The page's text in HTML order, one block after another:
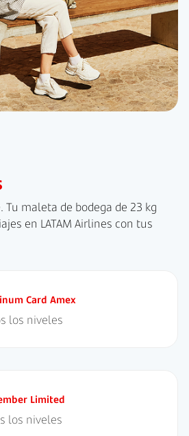
Tu maleta de bodega de 23 kg
en LATAM Airlines con tus
Card Amex
los niveles
Limited
los niveles